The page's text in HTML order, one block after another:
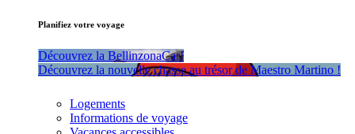
Planifiez votre voyage
Découvrez la BellinzonaCar!
Découvrez la nouvelle chasse au trésor de Maestro Martino !
Logements
Informations de voyage